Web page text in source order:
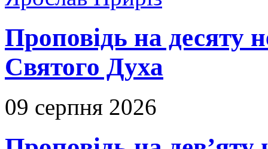
Проповідь на десяту
Святого Духа
09 серпня 2026